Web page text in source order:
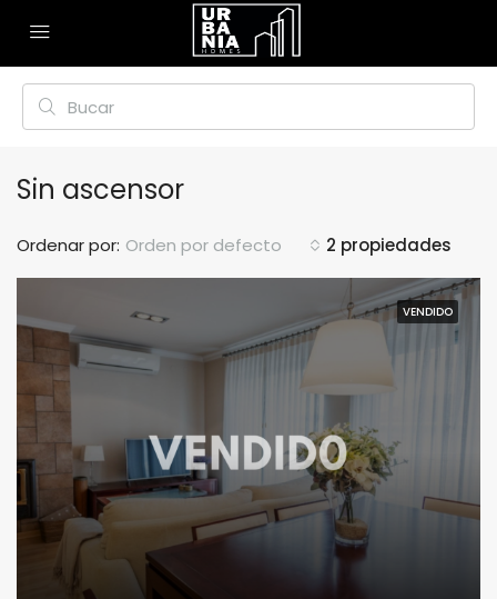
Sin ascensor
2 propiedades
Ordenar por: Orden por defecto
VENDIDO